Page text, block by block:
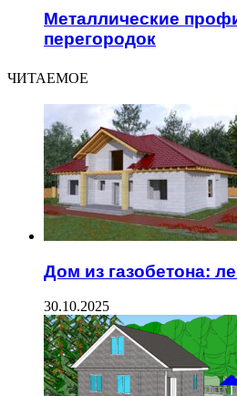
Металлические
перегородок
ЧИТАЕМОЕ
Дом из газобетона:
30.10.2025